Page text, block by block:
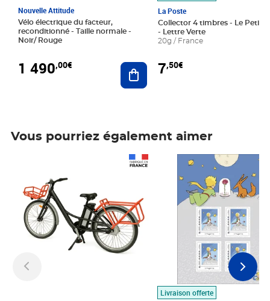
Nouvelle Attitude
Vélo électrique du facteur,
reconditionné - Taille normale -
Noir/ Rouge
1 490,00€ Ajouter au panier
La Poste
Collector 4 timbres - Le Petit
- Lettre Verte
20g / France
7,50€
Vous pourriez également aimer
Livraison offerte
Prix 7,50€